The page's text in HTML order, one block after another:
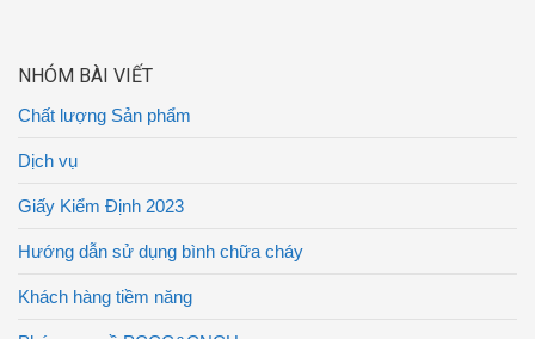
NHÓM BÀI VIẾT
Chất lượng Sản phẩm
Dịch vụ
Giấy Kiểm Định 2023
Hướng dẫn sử dụng bình chữa cháy
Khách hàng tiềm năng